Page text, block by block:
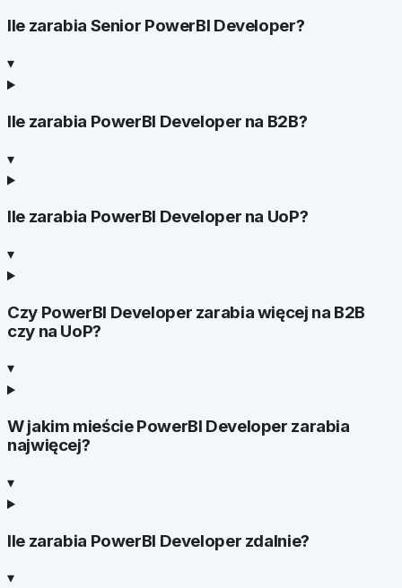
Ile zarabia Senior PowerBI Developer?
▾
Ile zarabia PowerBI Developer na B2B?
▾
Ile zarabia PowerBI Developer na UoP?
▾
Czy PowerBI Developer zarabia więcej na B2B
czy na UoP?
▾
W jakim mieście PowerBI Developer zarabia
najwięcej?
▾
Ile zarabia PowerBI Developer zdalnie?
▾